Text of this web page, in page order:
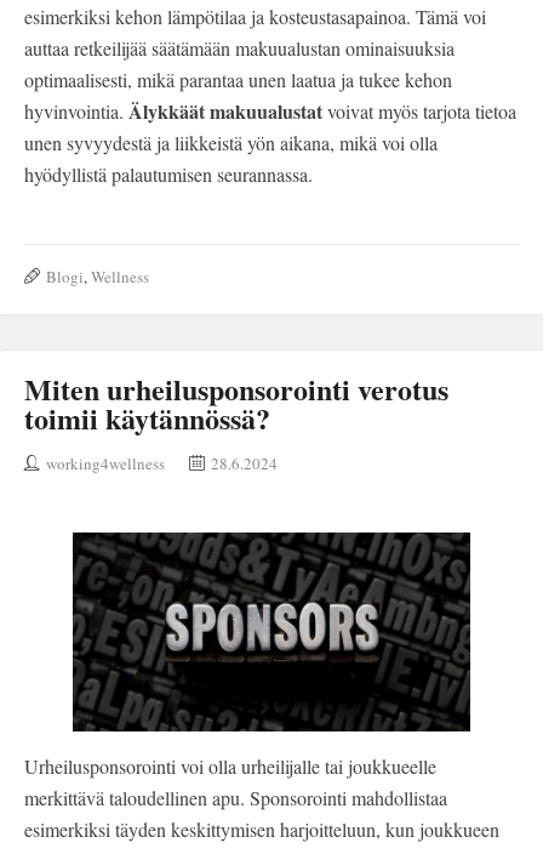
esimerkiksi kehon lämpötilaa ja kosteustasapainoa. Tämä voi
auttaa retkeilijää säätämään makuualustan ominaisuuksia
optimaalisesti, mikä parantaa unen laatua ja tukee kehon
hyvinvointia. Älykkäät makuualustatvoivat myös tarjota tietoa
unen syvyydestä ja liikkeistä yön aikana, mikä voi olla
hyödyllistä palautumisen seurannassa.
Blogi,Wellness
Miten urheilusponsorointi verotus
toimii käytännössä?
working4wellness 28.6.2024
Urheilusponsorointi voi olla urheilijalle tai joukkueelle
merkittävä taloudellinen apu. Sponsorointi mahdollistaa
esimerkiksi täyden keskittymisen harjoitteluun, kun joukkueen